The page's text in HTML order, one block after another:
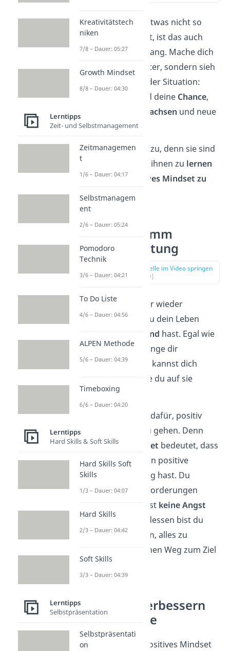
Und wenn mal etwas nicht so
läuft wie geplant, ist das auch
kein Weltuntergang. Mache dich
nicht selber runter, sondern sieh
das Positive an der Situation:
Misserfolge sind deine Chance,
Fehlern zu wachsen und neue
Dinge zu lernen.
Lass Fehler also zu, denn sie sind
perfekt, um aus ihnen zu lernen
und deinpositives Mindset zu
verbessern
10. Übernimm
Verantwortung
zur Stelle im Video springen
(03:59)
Mache dir immer wieder
bewusst, dass du dein Leben
selbst in der Hand hast. Egal wie
viele negative Dinge dir
widerfahren, du kannst dich
entscheiden, wie du auf sie
reagierst
Entscheide dich dafür, positiv
durchs Leben zu gehen. Denn
positives Mindset bedeutet, dass
du eine allgemein positive
Grundeinstellung hast. Du
nimmst Herausforderungen
offen an und hast keine Angst
vor ihnen. Stattdessen bist du
überzeugt davon, alles zu
schaffen und einen Weg zum Ziel
zu finden.
Mindset verbessern
— Beispiele
Du kannst ein positives Mindset
Kreativitätstech
niken
7/8 – Dauer: 05:27
Growth Mindset
8/8 – Dauer: 04:30
Lerntipps
Zeit- und Selbstmanagement
Zeitmanagemen
t
1/6 – Dauer: 04:17
Selbstmanagem
ent
2/6 – Dauer: 05:24
Pomodoro
Technik
3/6 – Dauer: 04:21
To Do Liste
4/6 – Dauer: 04:56
ALPEN Methode
5/6 – Dauer: 04:39
Timeboxing
6/6 – Dauer: 04:20
Lerntipps
Hard Skills & Soft Skills
Hard Skills Soft
Skills
1/3 – Dauer: 04:07
Hard Skills
2/3 – Dauer: 04:42
Soft Skills
3/3 – Dauer: 04:39
Lerntipps
Selbstpräsentation
Selbstpräsentati
on